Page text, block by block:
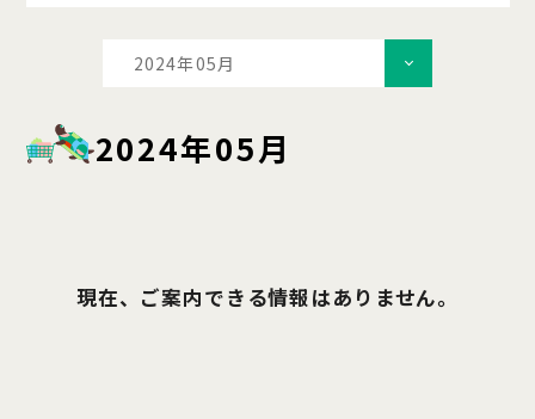
2024年05月
2024年05月
現在、ご案内できる情報はありません。